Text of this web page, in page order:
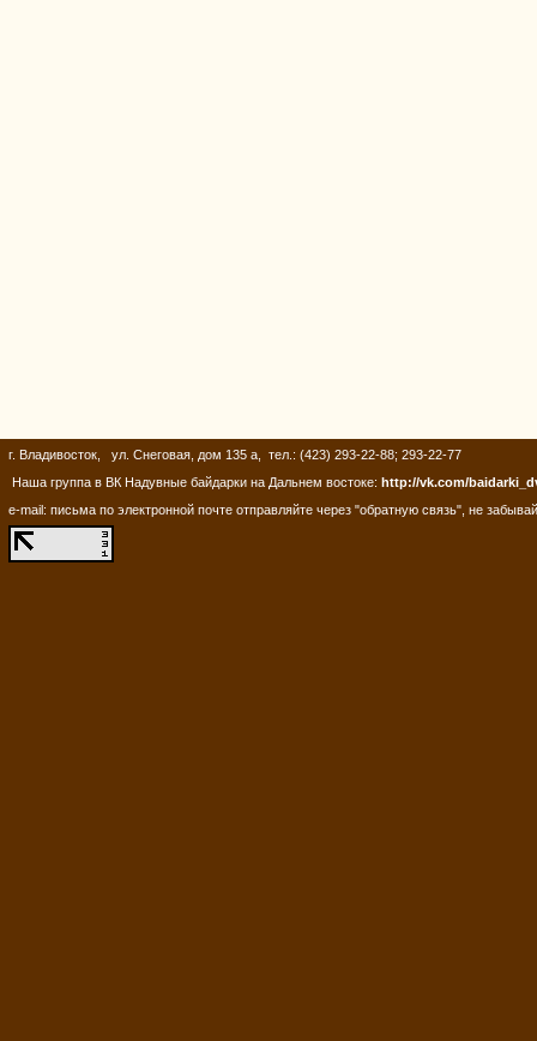
г. Владивосток, ул. Снеговая, дом 135 а, тел.: (423) 293-22-88; 293-22-77
Наша группа в ВК Надувные байдарки на Дальнем востоке: http://vk.com/
e-mail: письма по электронной почте отправляйте через "обратную связь", не